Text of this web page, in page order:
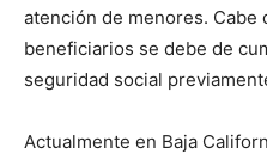
atención de menores. Cabe
beneficiarios se debe de
seguridad social
Actualmente en Baja